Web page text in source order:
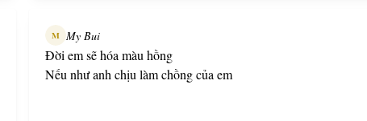
M My Bui
Đời em sẽ hóa màu hồng
Nếu như anh chịu làm chồng của em